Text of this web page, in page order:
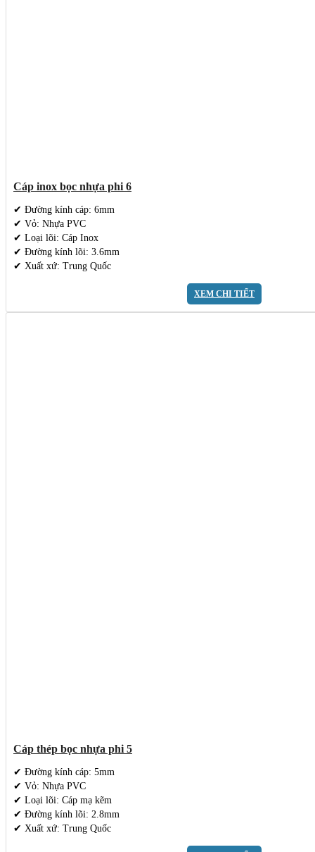
Cáp inox bọc nhựa phi 6
✔ Đường kính cáp: 6mm
✔ Vỏ: Nhựa PVC
✔ Loại lõi: Cáp Inox
✔ Đường kính lõi: 3.6mm
✔ Xuất xứ: Trung Quốc
XEM CHI TIẾT
Cáp thép bọc nhựa phi 5
✔ Đường kính cáp: 5mm
✔ Vỏ: Nhựa PVC
✔ Loại lõi: Cáp mạ kẽm
✔ Đường kính lõi: 2.8mm
✔ Xuất xứ: Trung Quốc